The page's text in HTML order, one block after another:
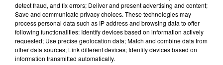
Alors que la saison des mariages
débute, une étude de l’Insee met en
lumière une tendance de fond en
detect fraud, and fix errors; Deliver and present advertising and content;
Save and communicate privacy choices. These technologies may
process personal data such as IP address and browsing data to offer
following functionalities: Identify devices based on information actively
requested; Use precise geolocation data; Match and combine data from
other data sources; Link different devices; Identify devices based on
information transmitted automatically.